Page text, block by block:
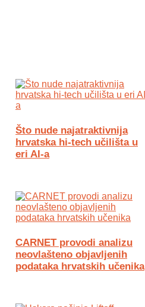
Što nude najatraktivnija
hrvatska hi-tech učilišta u
eri AI-a
CARNET provodi analizu
neovlašteno objavljenih
podataka hrvatskih učenika